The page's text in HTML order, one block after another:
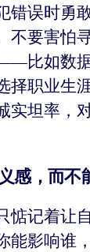
错误时勇
不要害怕
——比如数
择职业生
实坦率，
感，而不
惦记着让
能影响谁